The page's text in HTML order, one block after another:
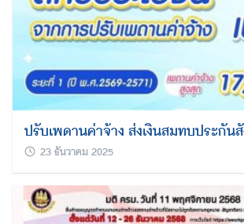
ปรับเพดานค่าจ้าง ส่งเงินสมทบประกัน
23 ธันวาคม 2025